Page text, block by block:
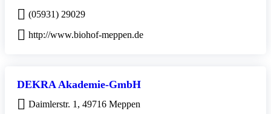
(05931) 29029
http://www.biohof-meppen.de
DEKRA Akademie-GmbH
Daimlerstr. 1, 49716 Meppen